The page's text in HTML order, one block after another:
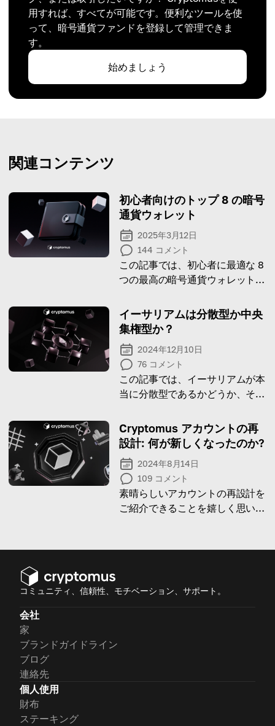
用すれば、すべてが可能です。便利なツールを使
って、暗号通貨ファンドを登録して管理できま
す。
始めましょう
関連コンテンツ
初心者向けのトップ 8 の暗号
通貨ウォレット
2025年3月12日
144 コメント
この記事では、初心者に最適な 8
つの最高の暗号通貨ウォレットを
イーサリアムは分散型か中央
集権型か？
2024年12月10日
76 コメント
この記事では、イーサリアムが本
当に分散型であるかどうか、そし
いて理解を深めることができま
す！
Cryptomus アカウントの再
設計: 何が新しくなったのか?
2024年8月14日
109 コメント
素晴らしいアカウントの再設計を
ご紹介できることを嬉しく思いま
コミュニティ、信頼性、モチベーション、サポート。
会社
家
ブランドガイドライン
ブログ
連絡先
個人使用
財布
ステーキング